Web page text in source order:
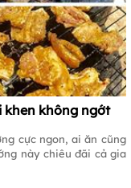
khen không ngớt
cực ngon, ai ăn cũng
này chiêu đãi cả gia